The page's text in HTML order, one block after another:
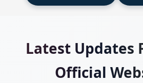
Latest Updates
Official